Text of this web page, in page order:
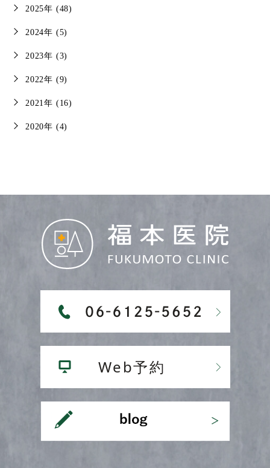
2025年 (48)
2024年 (5)
2023年 (3)
2022年 (9)
2021年 (16)
2020年 (4)